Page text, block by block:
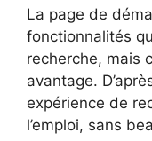
La page de
fonctionnalités
recherche, mais
avantage.
expérience de
l’emploi, sans